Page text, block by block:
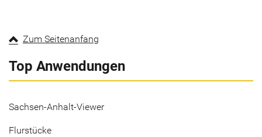
Zum Seitenanfang
Top Anwendungen
Sachsen-Anhalt-Viewer
Flurstücke